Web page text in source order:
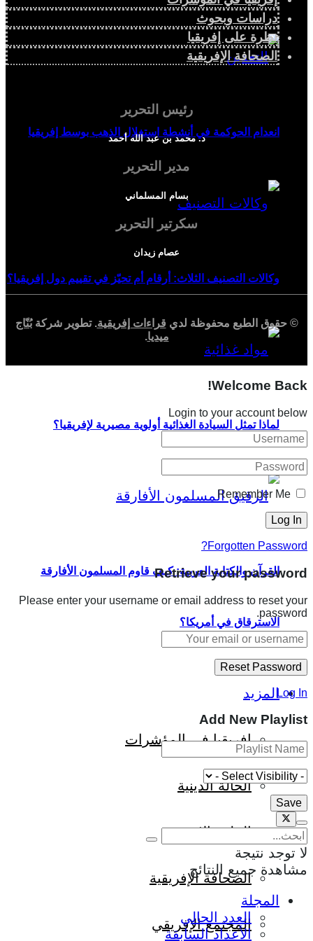
انعدام الحوكمة في أنشطة استغلال الذهب بوسط إفريقيا
وكالات التصنيف الثلاث: أرقام أم تحيّز في تقييم دول إفريقيا؟
لماذا تمثل السيادة الغذائية أولوية مصيرية لإفريقيا؟
القرآن والكتابة العربية: كيف قاوم المسلمون الأفارقة
الاسترقاق في أمريكا؟
المزيد
إفريقيا في المؤشرات
الحالة الدينية
الملف الإفريقي
الصحافة الإفريقية
المجتمع الإفريقي
دراسات وبحوث
نظرة على إفريقيا
الصحافة الإفريقية
رئيس التحرير
د. محمد بن عبد الله أحمد
مدير التحرير
بسام المسلماني
سكرتير التحرير
عصام زيدان
© حقوق الطبع محفوظة لدي قراءات إفريقية. تطوير شركةبُنّاج
ميديا.
Welcome Back!
Login to your account below
Remember Me
Forgotten Password?
Retrieve your password
Please enter your username or email address to reset your
password.
Log In
Add New Playlist
لا توجد نتيجة
مشاهدة جميع النتائج
المجلة
العدد الحالي
الأعداد السابقة